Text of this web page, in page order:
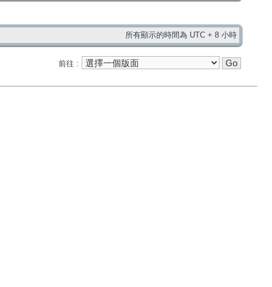
所有顯示的時間為 UTC + 8 小時
前往 :